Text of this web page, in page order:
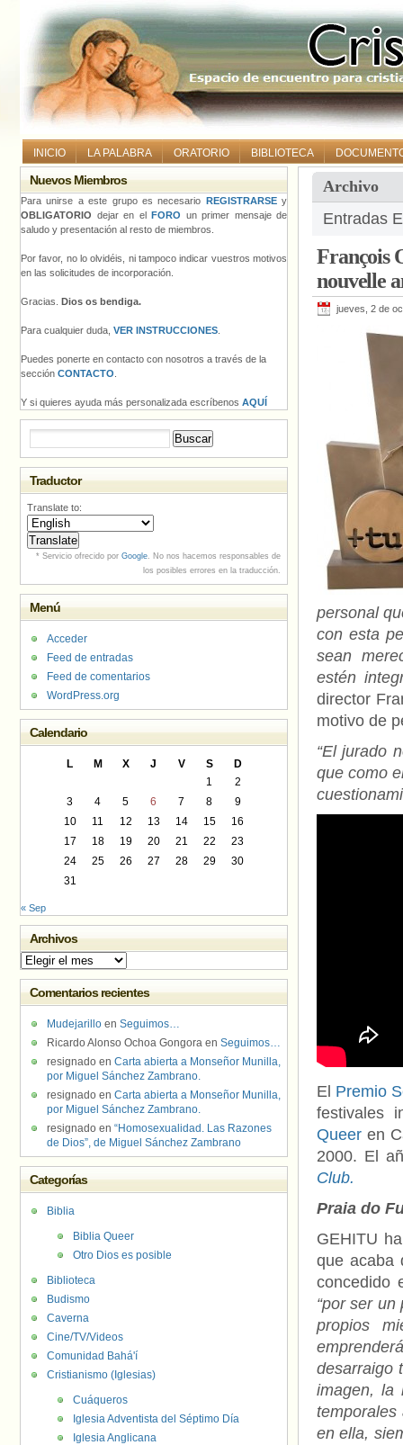
INICIO LA PALABRA ORATORIO BIBLIOTECA
Archivo
Entradas
François
nouvelle
jueves, 2 de
personal
con esta
sean
estén
director
motivo de
“El jurado
que como
El Premio
festivales
Queer en
2000. El
Club.
Praia do
GEHITU
que acaba
concedido
“por ser
propios
desarraigo
imagen, la
temporales
en ella,
Nuevos Miembros
Para unirse a este grupo es necesario REGISTRARSEy
OBLIGATORIO dejar en el FORO un primer mensaje de
saludo y presentación al resto de miembros.
Por favor, no lo olvidéis, ni tampoco indicar vuestros motivos
en las solicitudes de incorporación.
Gracias. Dios os bendiga.
Para cualquier duda, VER INSTRUCCIONES
Puedes ponerte en contacto con nosotros a través de la
sección CONTACTO
Y si quieres ayuda más personalizada escríbenos AQUÍ
Traductor
Translate to:
* Servicio ofrecido por Google. No nos hacemos responsables de
los posibles errores en la traducción.
Menú
Acceder
Feed de entradas
Feed de comentarios
WordPress.org
Calendario
L M X J V S
D
1
2
3
4 5 6 7 8
9
10
11 12 13 14 15
16
17
18 19 20 21 22
23
24
25 26 27 28 29
30
31
« Sep
Archivos
Archivos
Comentarios recientes
Mudejarillo en Seguimos…
Ricardo Alonso Ochoa Gongora en Seguimos…
resignado en Carta abierta a Monseñor Munilla,
por Miguel Sánchez Zambrano.
resignado en Carta abierta a Monseñor Munilla,
por Miguel Sánchez Zambrano.
resignado en “Homosexualidad. Las Razones
de Dios”, de Miguel Sánchez Zambrano
Categorías
Biblia
Biblia Queer
Otro Dios es posible
Biblioteca
Budismo
Caverna
Cine/TV/Videos
Comunidad Bahá'í
Cristianismo (Iglesias)
Cuáqueros
Iglesia Adventista del Séptimo Día
Iglesia Anglicana